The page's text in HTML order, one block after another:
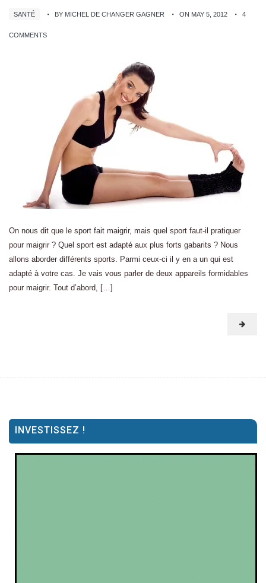
SANTÉ BY MICHEL DE CHANGER GAGNER ON MAY 5, 2012 4
COMMENTS
On nous dit que le sport fait maigrir, mais quel sport faut-il pratiquer
pour maigrir ? Quel sport est adapté aux plus forts gabarits ? Nous
allons aborder différents sports. Parmi ceux-ci il y en a un qui est
adapté à votre cas. Je vais vous parler de deux appareils formidables
pour maigrir. Tout d’abord, […]
INVESTISSEZ !